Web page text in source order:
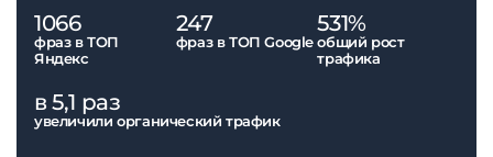
1066
фраз в ТОП
Яндекс
247
фраз в ТОП Google
531%
общий рост
трафика
в 5,1 раз
увеличили органический трафик